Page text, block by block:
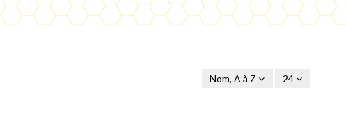
Nom, A à Z 24